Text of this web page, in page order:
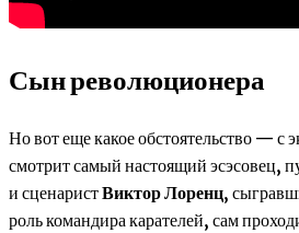
Сын революционера
Но вот еще какое обстоятельство — с
смотрит самый настоящий эсэсовец,
и сценаристВиктор Лоренц,
роль командира карателей, сам